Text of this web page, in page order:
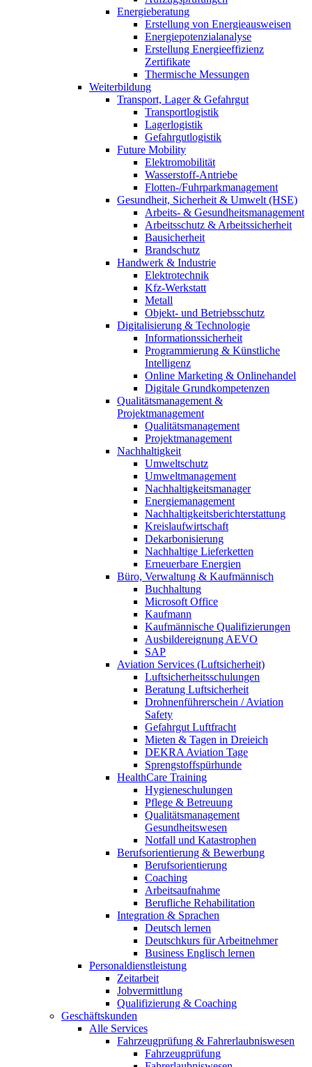
Energieberatung
Erstellung von Energieausweisen
Energiepotenzialanalyse
Erstellung Energieeffizienz
Zertifikate
Thermische Messungen
Weiterbildung
Transport, Lager & Gefahrgut
Transportlogistik
Lagerlogistik
Gefahrgutlogistik
Future Mobility
Elektromobilität
Wasserstoff-Antriebe
Flotten-/Fuhrparkmanagement
Gesundheit, Sicherheit & Umwelt (HSE)
Arbeits- & Gesundheitsmanagement
Arbeitsschutz & Arbeitssicherheit
Bausicherheit
Brandschutz
Handwerk & Industrie
Elektrotechnik
Kfz-Werkstatt
Metall
Objekt- und Betriebsschutz
Digitalisierung & Technologie
Informationssicherheit
Programmierung & Künstliche
Intelligenz
Online Marketing & Onlinehandel
Digitale Grundkompetenzen
Qualitätsmanagement &
Projektmanagement
Qualitätsmanagement
Projektmanagement
Nachhaltigkeit
Umweltschutz
Umweltmanagement
Nachhaltigkeitsmanager
Energiemanagement
Nachhaltigkeitsberichterstattung
Kreislaufwirtschaft
Dekarbonisierung
Nachhaltige Lieferketten
Erneuerbare Energien
Büro, Verwaltung & Kaufmännisch
Buchhaltung
Microsoft Office
Kaufmann
Kaufmännische Qualifizierungen
Ausbildereignung AEVO
SAP
Aviation Services (Luftsicherheit)
Luftsicherheitsschulungen
Beratung Luftsicherheit
Drohnenführerschein / Aviation
Safety
Gefahrgut Luftfracht
Mieten & Tagen in Dreieich
DEKRA Aviation Tage
Sprengstoffspürhunde
HealthCare Training
Hygieneschulungen
Pflege & Betreuung
Qualitätsmanagement
Gesundheitswesen
Notfall und Katastrophen
Berufsorientierung & Bewerbung
Berufsorientierung
Coaching
Arbeitsaufnahme
Berufliche Rehabilitation
Integration & Sprachen
Deutsch lernen
Deutschkurs für Arbeitnehmer
Business Englisch lernen
Personaldienstleistung
Zeitarbeit
Jobvermittlung
Qualifizierung & Coaching
Geschäftskunden
Alle Services
Fahrzeugprüfung & Fahrerlaubniswesen
Fahrzeugprüfung